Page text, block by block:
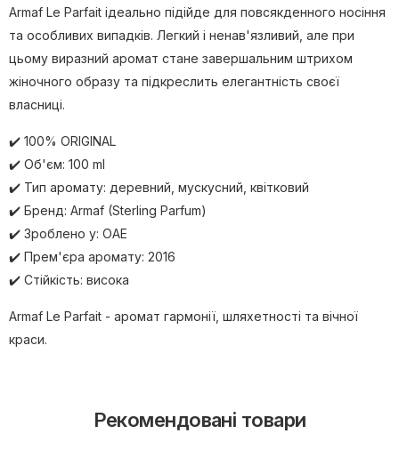
Armaf Le Parfait ідеально підійде для повсякденного носіння
та особливих випадків. Легкий і ненав'язливий, але при
цьому виразний аромат стане завершальним штрихом
жіночного образу та підкреслить елегантність своєї
власниці.
✔️ 100% ORIGINAL
✔️ Об'єм: 100 ml
✔️ Тип аромату: деревний, мускусний, квітковий
✔️ Бренд: Armaf (Sterling Parfum)
✔️ Зроблено у: ОАЕ
✔️ Прем'єра аромату: 2016
✔️ Стійкість: висока
Armaf Le Parfait - аромат гармонії, шляхетності та вічної
краси.
Рекомендовані товари